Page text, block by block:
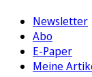
Newsletter
Abo
E-Paper
Meine